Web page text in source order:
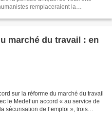
remplaceraient la
en lieu et place de l’école
marché du travail : en
sur la réforme du marché du travail
le Medef un accord « au service de
sécurisation de l’emploi », trois